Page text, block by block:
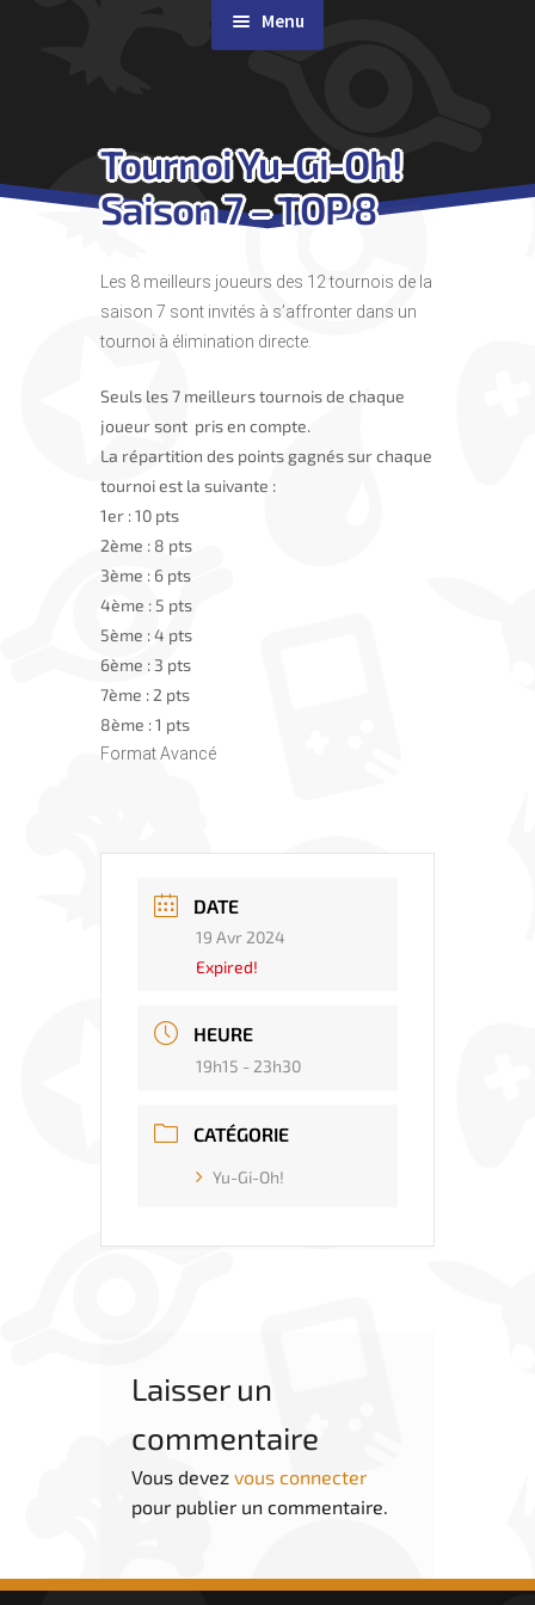
Menu
Agenda
Contact & Accès
Tournoi Yu-Gi-Oh!
Saison 7 – TOP 8
Les 8 meilleurs joueurs des 12 tournois de la
saison 7 sont invités à s’affronter dans un
tournoi à élimination directe.
Seuls les 7 meilleurs tournois de chaque
joueur sont pris en compte.
La répartition des points gagnés sur chaque
tournoi est la suivante :
1er : 10 pts
2ème : 8 pts
3ème : 6 pts
4ème : 5 pts
5ème : 4 pts
6ème : 3 pts
7ème : 2 pts
8ème : 1 pts
Format Avancé
DATE
19 Avr 2024
Expired!
HEURE
19h15 - 23h30
CATÉGORIE
Yu-Gi-Oh!
Laisser un
commentaire
Vous devez vous connecter
pour publier un commentaire.